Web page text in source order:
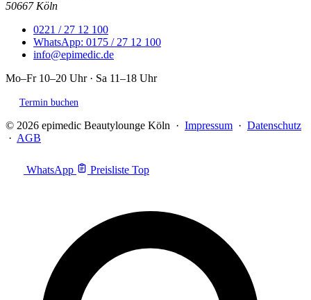
50667 Köln
0221 / 27 12 100
WhatsApp: 0175 / 27 12 100
info@epimedic.de
Mo–Fr 10–20 Uhr · Sa 11–18 Uhr
Termin buchen
© 2026 epimedic Beautylounge Köln · Impressum · Datenschutz
· AGB
WhatsApp Preisliste Top